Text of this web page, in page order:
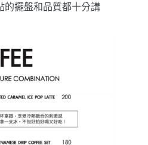
的擺盤和品質都十分講